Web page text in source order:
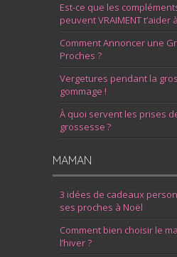
Est-ce que les
peuvent VRAIMENT
Comment Annoncer une
Proches ?
Vergetures pendant la
gommage !
À quoi servent les prises
grossesse ?
MAMAN
3 idées de cadeaux
ses proches à Noël
Comment bien choisir le
l’hiver ?